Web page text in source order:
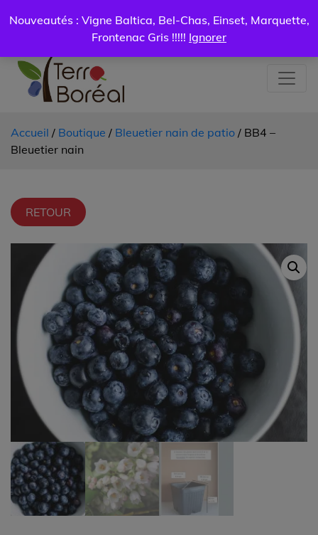
Certificat
Mon
compte
Livraison
0.00
Accueil / Boutique / Bleuetier nain de patio / BB4 –
Bleuetier nain
RETOUR
Nouveautés : Vigne Baltica, Bel-Chas, Einset, Marquette,
Frontenac Gris !!!!! Ignorer